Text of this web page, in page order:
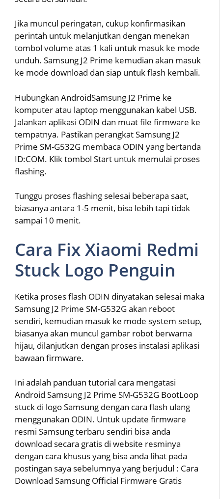
Jika muncul peringatan, cukup konfirmasikan
perintah untuk melanjutkan dengan menekan
tombol volume atas 1 kali untuk masuk ke mode
unduh. Samsung J2 Prime kemudian akan masuk
ke mode download dan siap untuk flash kembali.
Hubungkan AndroidSamsung J2 Prime ke
komputer atau laptop menggunakan kabel USB.
Jalankan aplikasi ODIN dan muat file firmware ke
tempatnya. Pastikan perangkat Samsung J2
Prime SM-G532G membaca ODIN yang bertanda
ID:COM. Klik tombol Start untuk memulai proses
flashing.
Tunggu proses flashing selesai beberapa saat,
biasanya antara 1-5 menit, bisa lebih tapi tidak
sampai 10 menit.
Cara Fix Xiaomi Redmi
Stuck Logo Penguin
Ketika proses flash ODIN dinyatakan selesai maka
Samsung J2 Prime SM-G532G akan reboot
sendiri, kemudian masuk ke mode system setup,
biasanya akan muncul gambar robot berwarna
hijau, dilanjutkan dengan proses instalasi aplikasi
bawaan firmware.
Ini adalah panduan tutorial cara mengatasi
Android Samsung J2 Prime SM-G532G BootLoop
stuck di logo Samsung dengan cara flash ulang
menggunakan ODIN. Untuk update firmware
resmi Samsung terbaru sendiri bisa anda
download secara gratis di website resminya
dengan cara khusus yang bisa anda lihat pada
postingan saya sebelumnya yang berjudul : Cara
Download Samsung Official Firmware Gratis